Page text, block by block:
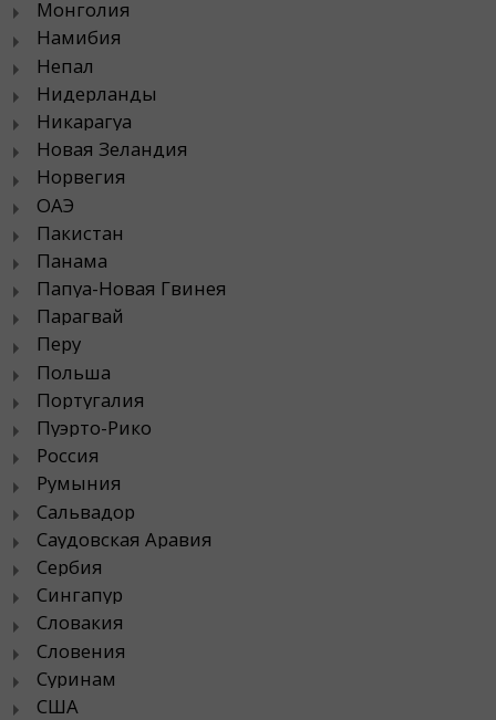
Монголия
Намибия
Непал
Нидерланды
Никарагуа
Новая Зеландия
Норвегия
ОАЭ
Пакистан
Панама
Папуа-Новая Гвинея
Парагвай
Перу
Польша
Португалия
Пуэрто-Рико
Россия
Румыния
Сальвадор
Саудовская Аравия
Сербия
Сингапур
Словакия
Словения
Суринам
США